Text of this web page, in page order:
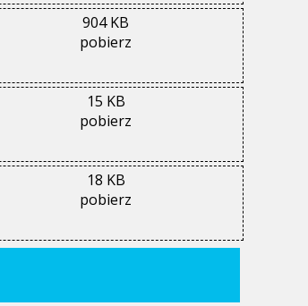
904 KB
pobierz
15 KB
pobierz
18 KB
pobierz